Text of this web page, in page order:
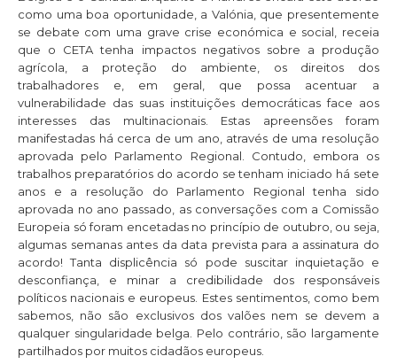
como uma boa oportunidade, a Valónia, que presentemente
se debate com uma grave crise económica e social, receia
que o CETA tenha impactos negativos sobre a produção
agrícola, a proteção do ambiente, os direitos dos
trabalhadores e, em geral, que possa acentuar a
vulnerabilidade das suas instituições democráticas face aos
interesses das multinacionais. Estas apreensões foram
manifestadas há cerca de um ano, através de uma resolução
aprovada pelo Parlamento Regional. Contudo, embora os
trabalhos preparatórios do acordo se tenham iniciado há sete
anos e a resolução do Parlamento Regional tenha sido
aprovada no ano passado, as conversações com a Comissão
Europeia só foram encetadas no princípio de outubro, ou seja,
algumas semanas antes da data prevista para a assinatura do
acordo! Tanta displicência só pode suscitar inquietação e
desconfiança, e minar a credibilidade dos responsáveis
políticos nacionais e europeus. Estes sentimentos, como bem
sabemos, não são exclusivos dos valões nem se devem a
qualquer singularidade belga. Pelo contrário, são largamente
partilhados por muitos cidadãos europeus.